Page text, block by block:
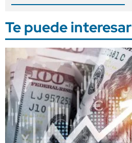
Te puede interesar